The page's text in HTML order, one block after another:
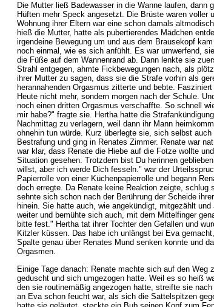
Die Mutter ließ Badewasser in die Wanne laufen,
Hüften mehr Speck angesetzt. Die Brüste waren
Wohnung ihrer Eltern war eine schon damals
hieß die Mutter, hatte als pubertierendes Mädchen
irgendeine Bewegung um und aus dem Brausekopf
noch einmal, wie es sich anfühlt. Es war umwerfend,
die Füße auf dem Wannenrand ab. Dann lenkte sie
Strahl entgegen, ahmte Fickbewegungen nach, als
ihrer Mutter zu sagen, dass sie die Strafe vorhin als
herannahenden Orgasmus zitterte und bebte.
Heute nicht mehr, sondern morgen nach der Schule.
noch einen dritten Orgasmus verschaffte. So schnell
mir habe?" fragte sie. Hertha hatte die
Nachmittag zu verlagern, weil dann ihr Mann
ohnehin tun würde. Kurz überlegte sie, sich selbst
Bestrafung und ging in Renates Zimmer. Renate war
war klar, dass Renate die Hiebe auf die Fotze wollte
Situation gesehen. Trotzdem bist Du herinnen
willst, aber ich werde Dich fesseln." war der
Papierrolle von einer Küchenpapierrolle und begann
doch erregte. Da Renate keine Reaktion zeigte,
sehnte sich schon nach der Berührung der Scheide
hinein. Sie hatte auch, wie angekündigt, mitgezählt
weiter und bemühte sich auch, mit dem Mittelfinger
bitte fest." Hertha tat ihrer Tochter den Gefallen und
Kitzler küssen. Das habe ich unlängst bei Eva
Spalte genau über Renates Mund senken konnte und
Orgasmen.
Einige Tage danach: Renate machte sich auf den
geduscht und sich umgezogen hatte. Weil es so heiß
den sie routinemäßig angezogen hatte, streifte sie
an Eva schon feucht war, als sich die Sattelspitzen